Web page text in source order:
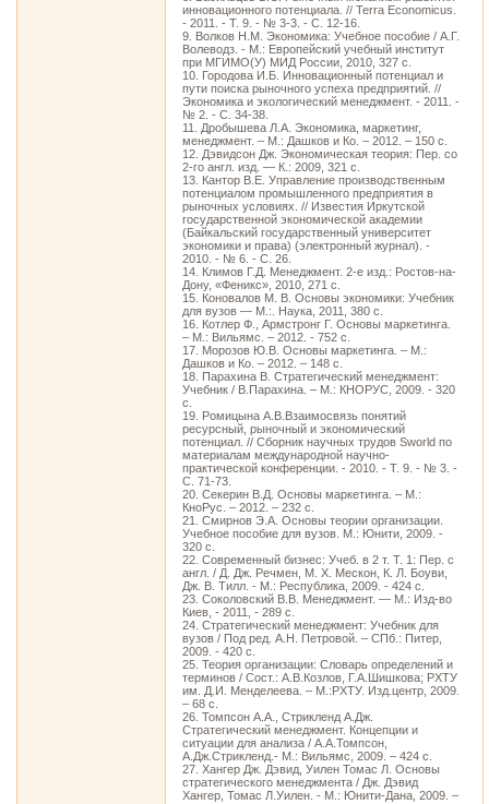
инновационного потенциала. // Terra Economicus.
- 2011. - Т. 9. - № 3-3. - С. 12-16.
9. Волков Н.М. Экономика: Учебное пособие / А.Г.
Волеводз. - М.: Европейский учебный институт
при МГИМО(У) МИД России, 2010, 327 с.
10. Городова И.Б. Инновационный потенциал и
пути поиска рыночного успеха предприятий. //
Экономика и экологический менеджмент. - 2011. -
№ 2. - С. 34-38.
11. Дробышева Л.А. Экономика, маркетинг,
менеджмент. – М.: Дашков и Ко. – 2012. – 150 с.
12. Дэвидсон Дж. Экономическая теория: Пер. со
2-го англ. изд. — К.: 2009, 321 с.
13. Кантор В.Е. Управление производственным
потенциалом промышленного предприятия в
рыночных условиях. // Известия Иркутской
государственной экономической академии
(Байкальский государственный университет
экономики и права) (электронный журнал). -
2010. - № 6. - С. 26.
14. Климов Г.Д. Менеджмент. 2-е изд.: Ростов-на-
Дону, «Феникс», 2010, 271 с.
15. Коновалов М. В. Основы экономики: Учебник
для вузов — М.:. Наука, 2011, 380 c.
16. Котлер Ф., Армстронг Г. Основы маркетинга.
– М.: Вильямс. – 2012. - 752 с.
17. Морозов Ю.В. Основы маркетинга. – М.:
Дашков и Ко. – 2012. – 148 с.
18. Парахина В. Стратегический менеджмент:
Учебник / В.Парахина. – М.: КНОРУС, 2009. - 320
с.
19. Ромицына А.В.Взаимосвязь понятий
ресурсный, рыночный и экономический
потенциал. // Сборник научных трудов Sworld по
материалам международной научно-
практической конференции. - 2010. - Т. 9. - № 3. -
С. 71-73.
20. Секерин В.Д. Основы маркетинга. – М.:
КноРус. – 2012. – 232 с.
21. Смирнов Э.А. Основы теории организации.
Учебное пособие для вузов. М.: Юнити, 2009. -
320 с.
22. Современный бизнес: Учеб. в 2 т. Т. 1: Пер. с
англ. / Д. Дж. Речмен, М. Х. Мескон, К. Л. Боуви,
Дж. В. Тилл. - М.: Республика, 2009. - 424 с.
23. Соколовский В.В. Менеджмент. — М.: Изд-во
Киев, - 2011, - 289 с.
24. Стратегический менеджмент: Учебник для
вузов / Под ред. А.Н. Петровой. – СПб.: Питер,
2009. - 420 с.
25. Теория организации: Словарь определений и
терминов / Сост.: А.В.Козлов, Г.А.Шишкова; РХТУ
им. Д.И. Менделеева. – М.:РХТУ. Изд.центр, 2009.
– 68 с.
26. Томпсон А.А., Стрикленд А.Дж.
Стратегический менеджмент. Концепции и
ситуации для анализа / А.А.Томпсон,
А.Дж.Стрикленд.- М.: Вильямс, 2009. – 424 с.
27. Хангер Дж. Дэвид, Уилен Томас Л. Основы
стратегического менеджмента / Дж. Дэвид
Хангер, Томас Л.Уилен. - М.: Юнити-Дана, 2009. –